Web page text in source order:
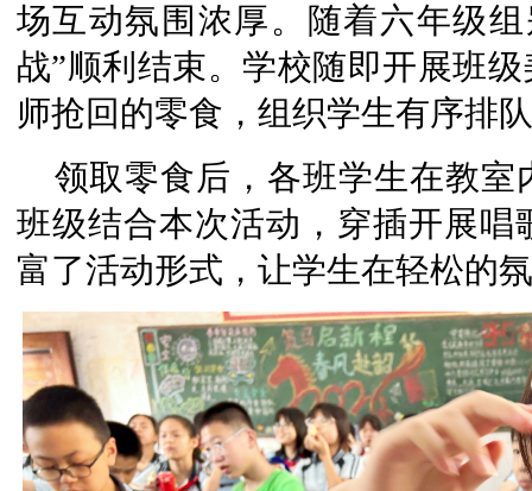
场互动氛围浓厚。随着六年级
战”顺利结束。学校随即开展班
师抢回的零食，组织学生有序排
领取零食后，各班学生在教
班级结合本次活动，穿插开展
富了活动形式，让学生在轻松的